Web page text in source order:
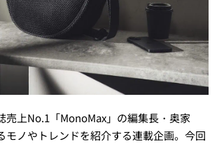
売上No.1「MonoMax」の編集長・奥家
モノやトレンドを紹介する連載企画。今回